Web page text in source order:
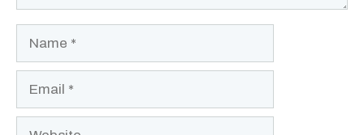
Website